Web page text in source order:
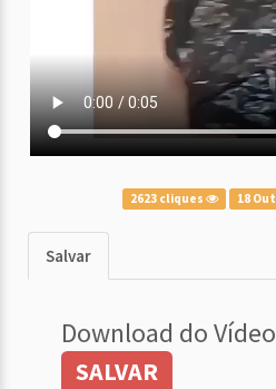
2623 cliques 18 Out
Salvar
Download do Vídeo
SALVAR